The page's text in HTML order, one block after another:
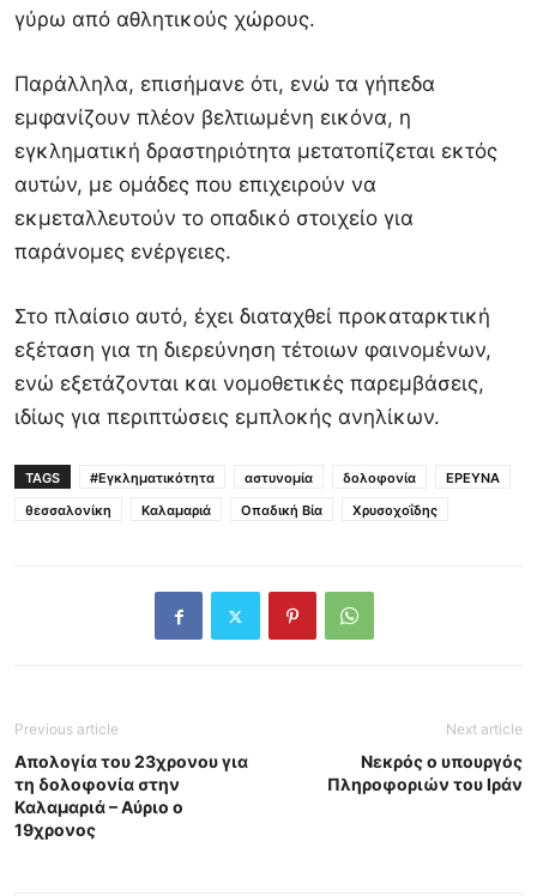
γύρω από αθλητικούς χώρους.
Παράλληλα, επισήμανε ότι, ενώ τα γήπεδα
εμφανίζουν πλέον βελτιωμένη εικόνα, η
εγκληματική δραστηριότητα μετατοπίζεται εκτός
αυτών, με ομάδες που επιχειρούν να
εκμεταλλευτούν το οπαδικό στοιχείο για
παράνομες ενέργειες.
Στο πλαίσιο αυτό, έχει διαταχθεί προκαταρκτική
εξέταση για τη διερεύνηση τέτοιων φαινομένων,
ενώ εξετάζονται και νομοθετικές παρεμβάσεις,
ιδίως για περιπτώσεις εμπλοκής ανηλίκων.
TAGS #Εγκληματικότητα αστυνομία δολοφονία
ΕΡΕΥΝΑ
θεσσαλονίκη
Καλαμαριά Οπαδική Βία Χρυσοχοΐδης
Previous article
Απολογία του 23χρονου για
τη δολοφονία στην
Καλαμαριά – Αύριο ο
19χρονος
Next article
Νεκρός ο υπουργός
Πληροφοριών του Ιράν